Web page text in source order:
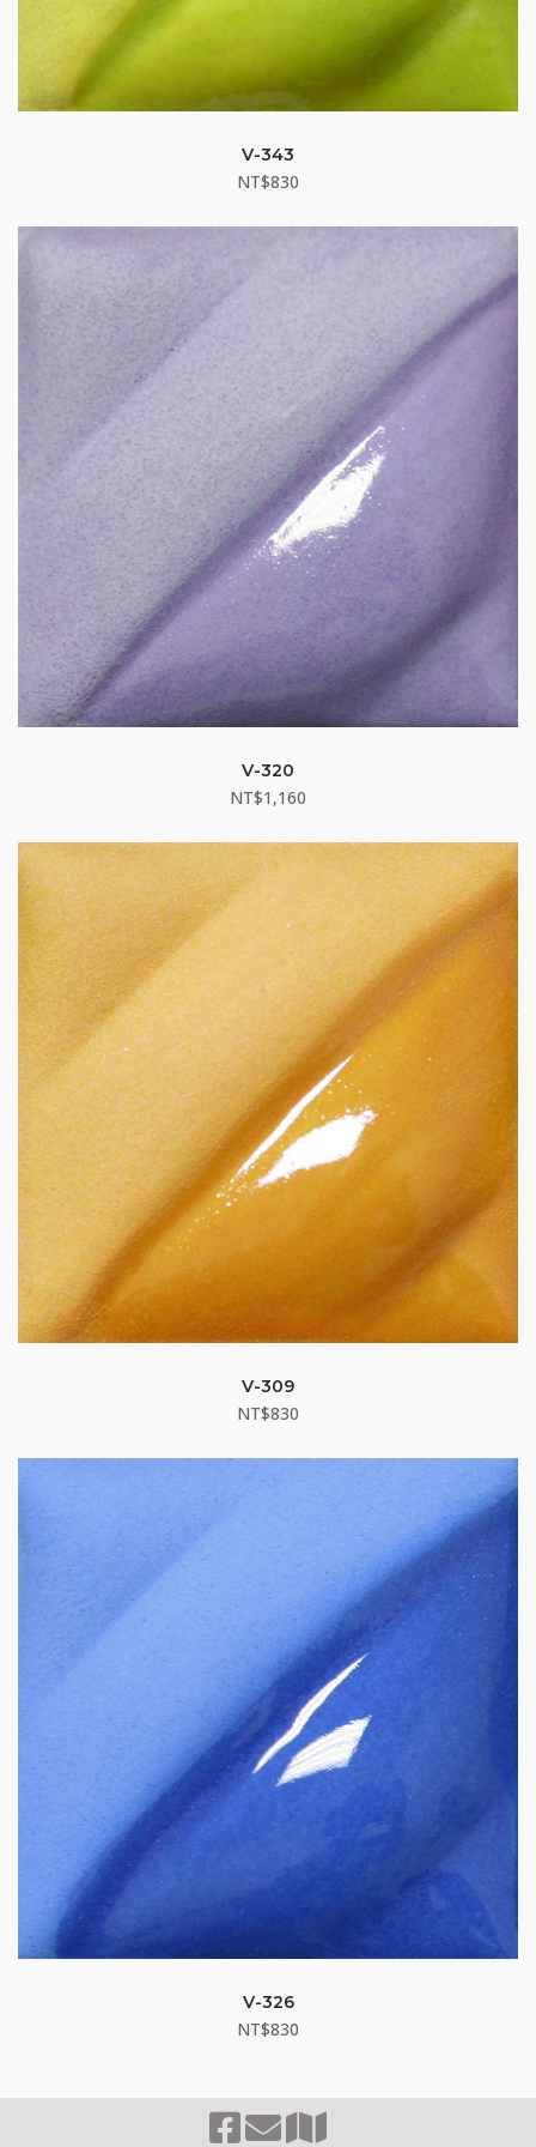
V-343
NT$830
V-320
NT$1,160
V-309
NT$830
V-326
NT$830